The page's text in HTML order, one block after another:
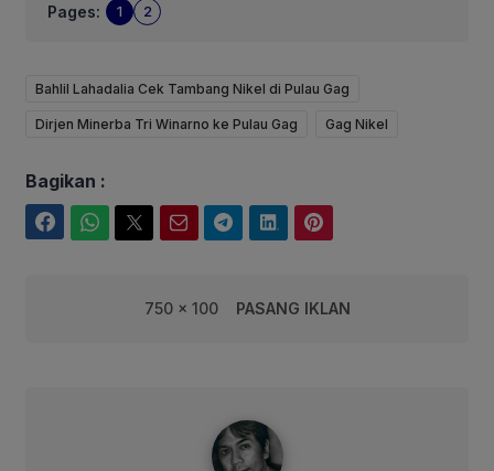
Pages: 1 2
Bahlil Lahadalia Cek Tambang Nikel di Pulau Gag
Dirjen Minerba Tri Winarno ke Pulau Gag Gag Nikel
Bagikan :
750 x 100 PASANG IKLAN